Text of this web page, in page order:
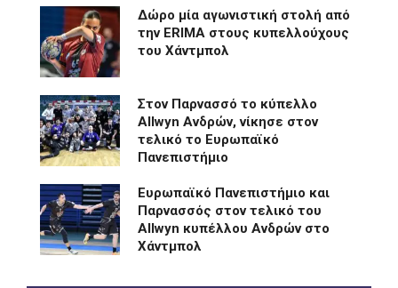
Δώρο μία αγωνιστική στολή από
την ERIMA στους κυπελλούχους
του Χάντμπολ
Στον Παρνασσό το κύπελλο
Allwyn Ανδρών, νίκησε στον
τελικό το Ευρωπαϊκό
Πανεπιστήμιο
Eυρωπαϊκό Πανεπιστήμιο και
Παρνασσός στον τελικό του
Allwyn κυπέλλου Ανδρών στο
Χάντμπολ